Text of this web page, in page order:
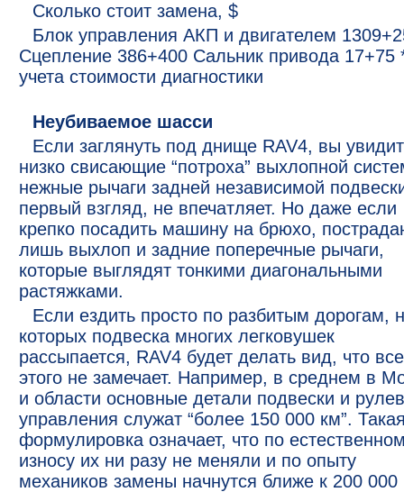
Сколько стоит замена, $
Блок управления АКП и двигателем
Сцепление 386+400 Сальник привода 17+75
учета стоимости диагностики
Неубиваемое шасси
Если заглянуть под днище RAV4, вы
низко свисающие “потроха” выхлопной
нежные рычаги задней независимой
первый взгляд, не впечатляет. Но даже если
крепко посадить машину на брюхо,
лишь выхлоп и задние поперечные рычаги,
которые выглядят тонкими диагональными
растяжками.
Если ездить просто по разбитым дорогам,
которых подвеска многих легковушек
рассыпается, RAV4 будет делать вид, что
этого не замечает. Например, в среднем в
и области основные детали подвески и
управления служат “более 150 000 км”.
формулировка означает, что по
износу их ни разу не меняли и по опыту
механиков замены начнутся ближе к 200 000